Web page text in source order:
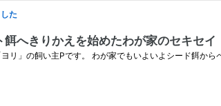
た
餌へきりかえを始めたわが家のセキセイ
リ」の飼い主Pです。 わが家でもいよいよシード餌か